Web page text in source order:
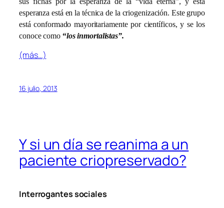
esperanza está en la técnica de la criogenización. Este grupo
está conformado mayoritariamente por científicos, y se los
conoce como “los inmortalistas”.
(más…)
16 julio, 2013
Y si un día se reanima a un
paciente criopreservado?
Interrogantes sociales